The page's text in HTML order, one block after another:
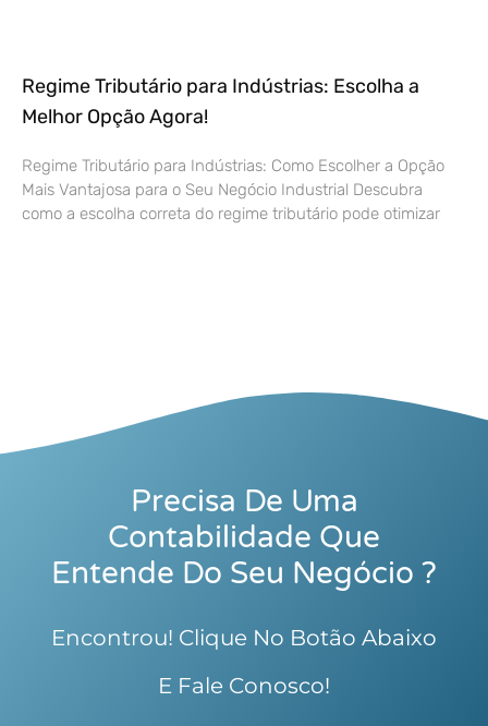
Regime Tributário para Indústrias: Escolha a
Melhor Opção Agora!
Regime Tributário para Indústrias: Como Escolher a Opção
Mais Vantajosa para o Seu Negócio Industrial Descubra
como a escolha correta do regime tributário pode otimizar
Precisa De Uma
Contabilidade Que
Entende Do Seu Negócio ?
Encontrou! Clique No Botão Abaixo
E Fale Conosco!